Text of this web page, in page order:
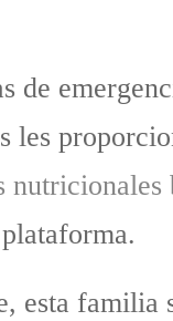
de
les
familia